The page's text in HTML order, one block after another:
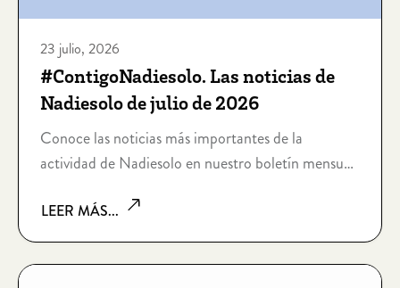
23 julio, 2026
#ContigoNadiesolo. Las noticias de
Nadiesolo de julio de 2026
Conoce las noticias más importantes de la
actividad de Nadiesolo en nuestro boletín mensual
LEER MÁS...